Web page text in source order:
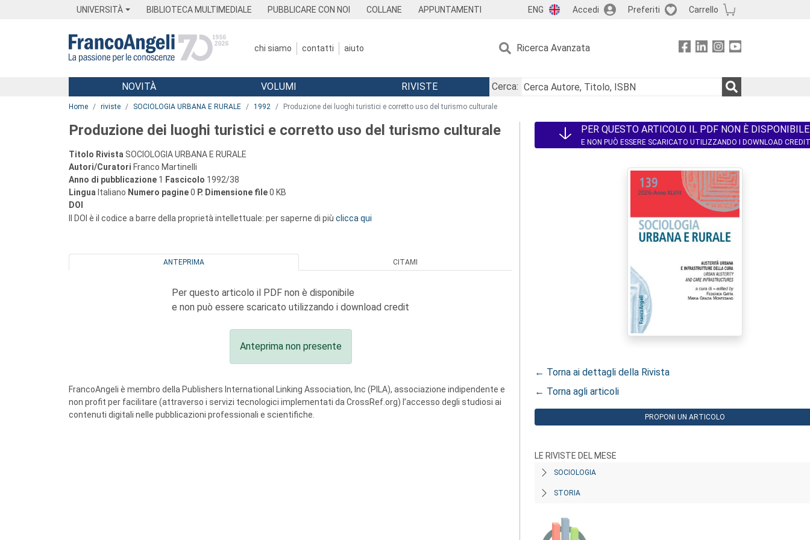
UNIVERSITÀ BIBLIOTECA MULTIMEDIALE PUBBLICARE CON NOI COLLANE APPUNTAMENTI ENG Accedi Preferiti Carrello
chi siamo contatti aiuto Ricerca Avanzata
Menu
NOVITÀ VOLUMI RIVISTE
Cerca:
Home riviste SOCIOLOGIA URBANA E RURALE 1992 Produzione dei luoghi turistici e corretto uso del turismo culturale
Produzione dei luoghi turistici e corretto uso del turismo culturale
Titolo Rivista SOCIOLOGIA URBANA E RURALE
Autori/Curatori Franco Martinelli
Anno di pubblicazione 1 Fascicolo 1992/38
Lingua Italiano Numero pagine0 P. Dimensione file0 KB
DOI
Il DOI è il codice a barre della proprietà intellettuale: per saperne di più clicca qui
ANTEPRIMA CITAMI
Per questo articolo il PDF non è disponibile
e non può essere scaricato utilizzando i download credit
Anteprima non presente
FrancoAngeli è membro della Publishers International Linking Association, Inc (PILA), associazione indipendente e
non profit per facilitare (attraverso i servizi tecnologici implementati da CrossRef.org) l’accesso degli studiosi ai
contenuti digitali nelle pubblicazioni professionali e scientifiche.
PER QUESTO ARTICOLO IL PDF NON È DISPONIBILE
E NON PUÒ ESSERE SCARICATO UTILIZZANDO I DOWNLOAD CREDIT
← Torna ai dettagli della Rivista
← Torna agli articoli
PROPONI UN ARTICOLO
LE RIVISTE DEL MESE
SOCIOLOGIA
STORIA